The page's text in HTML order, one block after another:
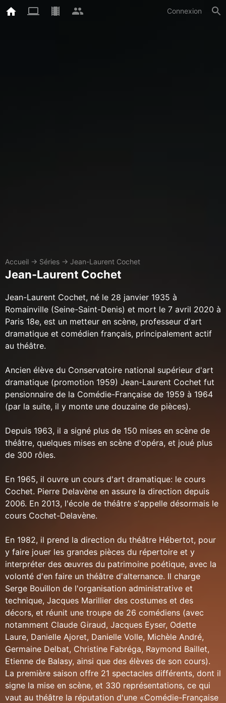
Connexion
Accueil → Séries → Jean-Laurent Cochet
Jean-Laurent Cochet
Jean-Laurent Cochet, né le 28 janvier 1935 à
Romainville (Seine-Saint-Denis) et mort le 7 avril 2020 à
Paris 18e, est un metteur en scène, professeur d'art
dramatique et comédien français, principalement actif
au théâtre.
Ancien élève du Conservatoire national supérieur d'art
dramatique (promotion 1959) Jean-Laurent Cochet fut
pensionnaire de la Comédie-Française de 1959 à 1964
(par la suite, il y monte une douzaine de pièces).
Depuis 1963, il a signé plus de 150 mises en scène de
théâtre, quelques mises en scène d'opéra, et joué plus
de 300 rôles.
En 1965, il ouvre un cours d'art dramatique: le cours
Cochet. Pierre Delavène en assure la direction depuis
2006. En 2013, l'école de théâtre s'appelle désormais le
cours Cochet-Delavène.
En 1982, il prend la direction du théâtre Hébertot, pour
y faire jouer les grandes pièces du répertoire et y
interpréter des œuvres du patrimoine poétique, avec la
volonté d'en faire un théâtre d'alternance. Il charge
Serge Bouillon de l'organisation administrative et
technique, Jacques Marillier des costumes et des
décors, et réunit une troupe de 26 comédiens (avec
notamment Claude Giraud, Jacques Eyser, Odette
Laure, Danielle Ajoret, Danielle Volle, Michèle André,
Germaine Delbat, Christine Fabréga, Raymond Baillet,
Etienne de Balasy, ainsi que des élèves de son cours).
La première saison offre 21 spectacles différents, dont il
signe la mise en scène, et 330 représentations, ce qui
vaut au théâtre la réputation d'une «Comédie-Française